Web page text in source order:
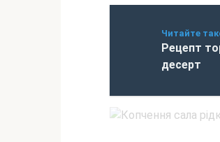
Читайте
Рецепт
десерт